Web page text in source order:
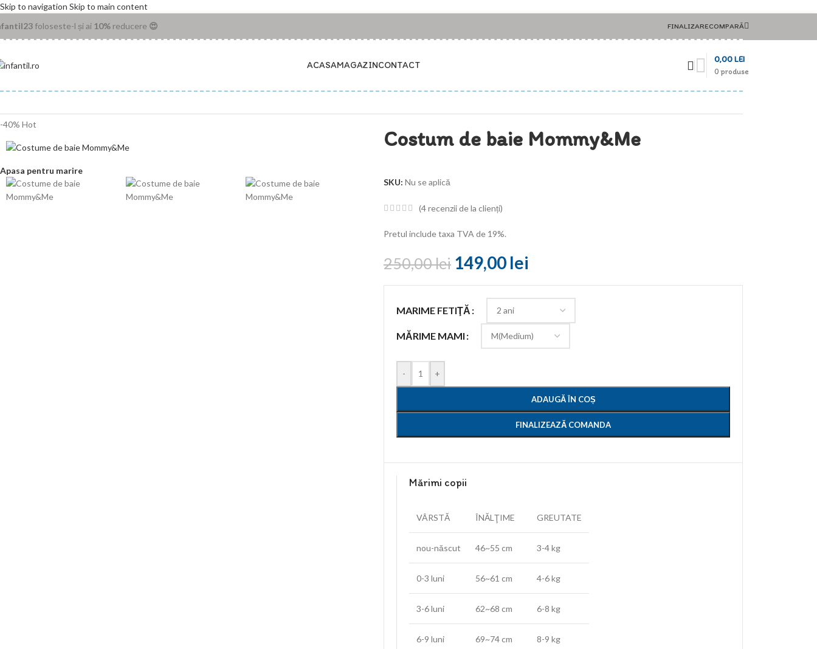
Skip to navigation Skip to main content
foloseste-l și ai 10% reducere 😍 FINALIZARECOMPARĂ
ACASAMAGAZINCONTACT
0produse
0,00LEI
-40% Hot
Apasa pentru marire
Costum de baie Mommy&Me
SKU: Nu se aplică
(4recenzii de la clienți)
Pretul include taxa TVA de 19%.
250,00lei 149,00 lei
MARIME FETIŢĂ
MĂRIME MAMI
- +
ADAUGĂ ÎN COȘ
FINALIZEAZĂ COMANDA
Mărimi copii
VÂRSTĂ ÎNĂLŢIME GREUTATE
nou-născut 46~55 cm 3-4 kg
0-3 luni 56~61 cm 4-6 kg
3-6 luni 62~68 cm 6-8 kg
6-9 luni 69~74 cm 8-9 kg